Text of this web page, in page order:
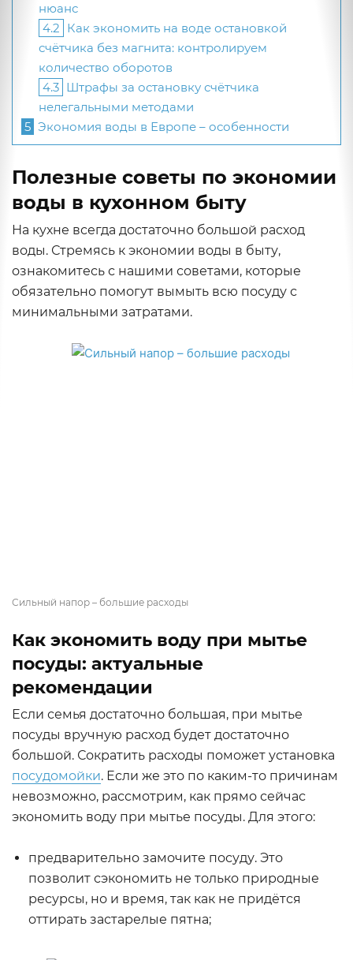
нюанс
4.2 Как экономить на воде остановкой
счётчика без магнита: контролируем
количество оборотов
4.3 Штрафы за остановку счётчика
нелегальными методами
5 Экономия воды в Европе – особенности
Полезные советы по экономии
воды в кухонном быту
На кухне всегда достаточно большой расход
воды. Стремясь к экономии воды в быту,
ознакомитесь с нашими советами, которые
обязательно помогут вымыть всю посуду с
минимальными затратами.
Сильный напор – большие расходы
Как экономить воду при мытье
посуды: актуальные
рекомендации
Если семья достаточно большая, при мытье
посуды вручную расход будет достаточно
большой. Сократить расходы поможет установка
посудомойки. Если же это по каким-то причинам
невозможно, рассмотрим, как прямо сейчас
экономить воду при мытье посуды. Для этого:
предварительно замочите посуду. Это
позволит сэкономить не только природные
ресурсы, но и время, так как не придётся
оттирать застарелые пятна;